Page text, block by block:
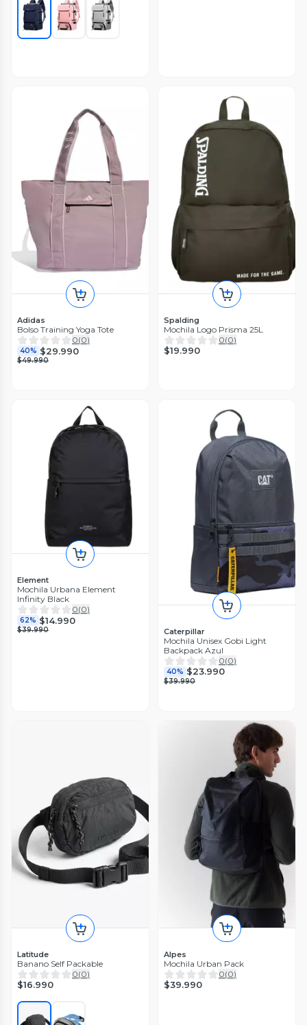
Adidas
Bolso Training Yoga Tote
0(0)
40% $29.990
$49.990
Spalding
Mochila Logo Prisma 25L
0(0)
$19.990
Element
Mochila Urbana Element
Infinity Black
0(0)
62% $14.990
$39.990 Caterpillar
Mochila Unisex Gobi Light
Backpack Azul
0(0)
40% $23.990
$39.990
Latitude
Banano Self Packable
0(0)
$16.990
Alpes
Mochila Urban Pack
0(0)
$39.990